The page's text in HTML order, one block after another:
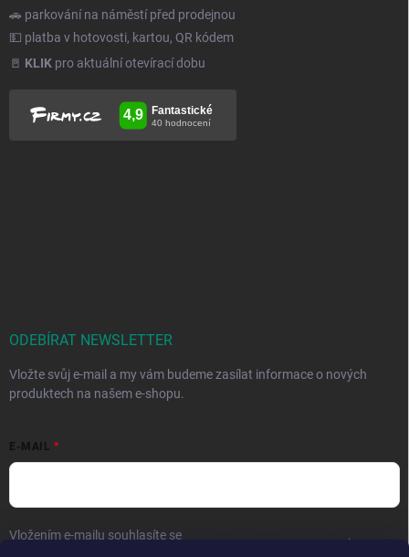
🚗 parkování na náměstí před prodejnou
💵 platba v hotovosti, kartou, QR kódem
🚪 KLIK pro aktuální otevírací dobu
ODEBÍRAT NEWSLETTER
Vložte svůj e-mail a my vám budeme zasílat informace o nových
produktech na našem e-shopu.
E-MAIL
Vložením e-mailu souhlasíte se .